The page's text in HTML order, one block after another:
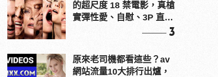
的超尺度 18 禁電影，真槍
實彈性愛、自慰、3P 直接
3
原來老司機都看這些？av
網站流量10大排行出爐，